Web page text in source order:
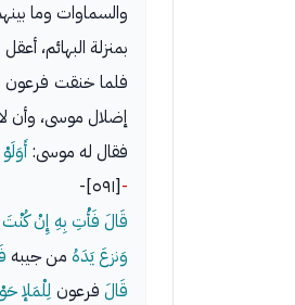
والسماوات وما
بمنزلة البهائم،
فلما خنقت فرعون
إضلال موسى، وأن
فقال له موسى:
-[٥٩١]-
قَالَ فَأْتِ بِهِ إِنْ
وَنزعَ يَدَهُ من جيبه
قَالَفرعون لِلْمَلإ